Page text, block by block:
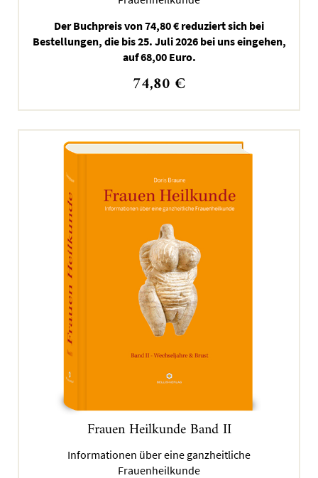
Der Buchpreis von 74,80 € reduziert sich bei
Bestellungen, die bis 25. Juli 2026 bei uns eingehen,
auf 68,00 Euro.
74,80 €
Frauen Heilkunde Band II
Informationen über eine ganzheitliche
Frauenheilkunde